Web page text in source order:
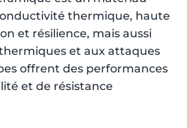
thermique, haute
et résilience, mais aussi
et aux attaques
offrent des performances
et de résistance